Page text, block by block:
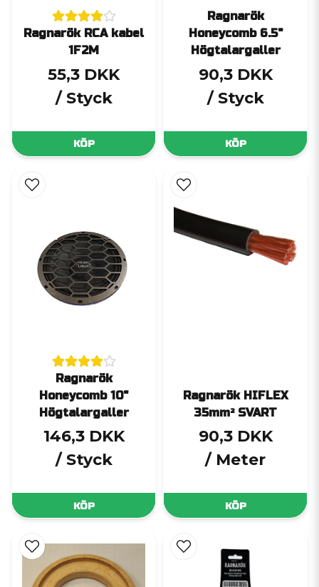
Ragnarök RCA kabel
1F2M
55,3 DKK
/ Styck
KÖP
Ragnarök
Honeycomb 6.5"
Högtalargaller
90,3 DKK
/ Styck
KÖP
Ragnarök
Honeycomb 10"
Högtalargaller
146,3 DKK
/ Styck
KÖP
Ragnarök HIFLEX
35mm² SVART
90,3 DKK
/ Meter
KÖP